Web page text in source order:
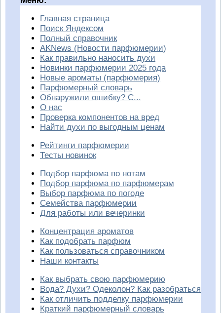
Главная страница
Поиск Яндексом
Полный справочник
AKNews (Новости парфюмерии)
Как правильно наносить духи
Новинки парфюмерии 2025 года
Новые ароматы (парфюмерия)
Парфюмерный словарь
Обнаружили ошибку? С...
О нас
Проверка компонентов на вред
Найти духи по выгодным ценам
Рейтинги парфюмерии
Тесты новинок
Подбор парфюма по нотам
Подбор парфюма по парфюмерам
Выбор парфюма по погоде
Семейства парфюмерии
Для работы или вечеринки
Концентрация ароматов
Как подобрать парфюм
Как пользоваться справочником
Наши контакты
Как выбрать свою парфюмерию
Вода? Духи? Одеколон? Как разобраться
Как отличить подделку парфюмерии
Краткий парфюмерный словарь